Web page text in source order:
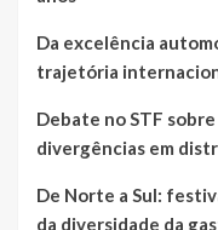
Da excelência
trajetória
Debate no STF
divergências em
De Norte a Sul:
da diversidade da